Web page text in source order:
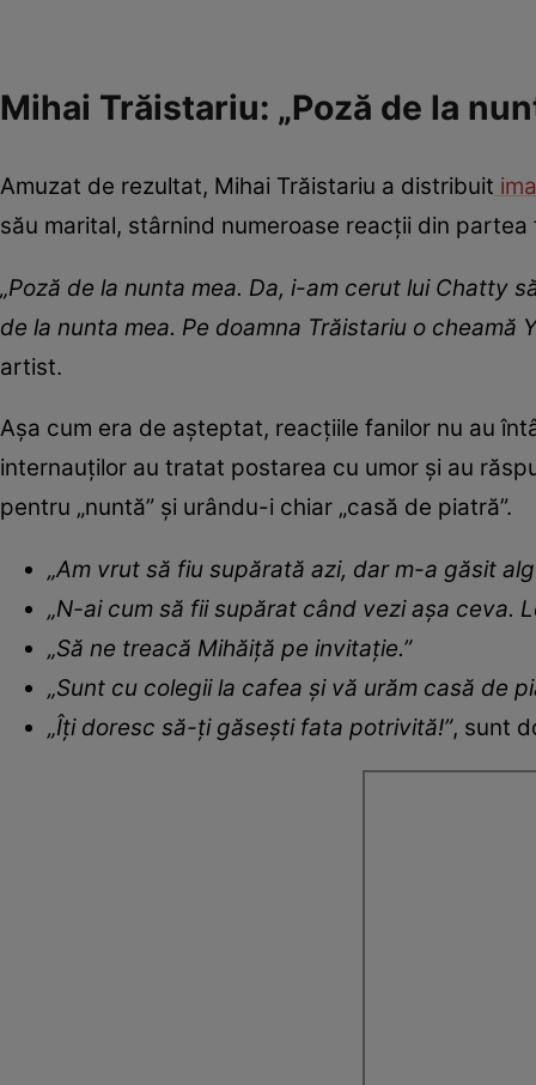
Mihai Trăistariu: „Poză de la
Amuzat de rezultat, Mihai Trăistariu a distribuit
său marital, stârnind numeroase reacții din partea
„Poză de la nunta mea. Da, i-am cerut lui Chatty
de la nunta mea. Pe doamna Trăistariu o cheamă
artist.
Așa cum era de așteptat, reacțiile fanilor nu au
internauților au tratat postarea cu umor și au
pentru „nuntă” și urându-i chiar „casă de piatră”.
„Am vrut să fiu supărată azi, dar m-a găsit
„N-ai cum să fii supărat când vezi așa ceva.
„Să ne treacă Mihăiță pe invitație.”
„Sunt cu colegii la cafea și vă urăm casă de
„Îți doresc să-ți găsești fata potrivită!”, sunt